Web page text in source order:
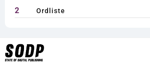
2 Ordliste